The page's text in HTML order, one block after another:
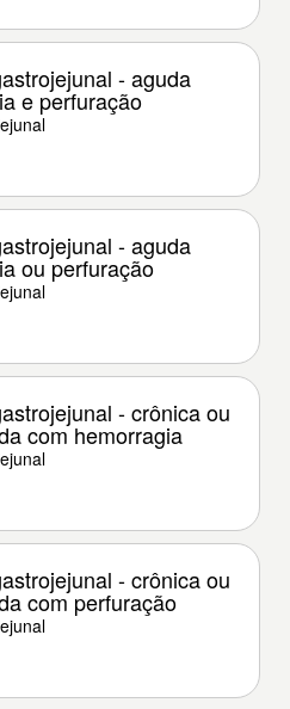
- aguda
e perfuração
- aguda
ou perfuração
- crônica ou
com hemorragia
- crônica ou
com perfuração